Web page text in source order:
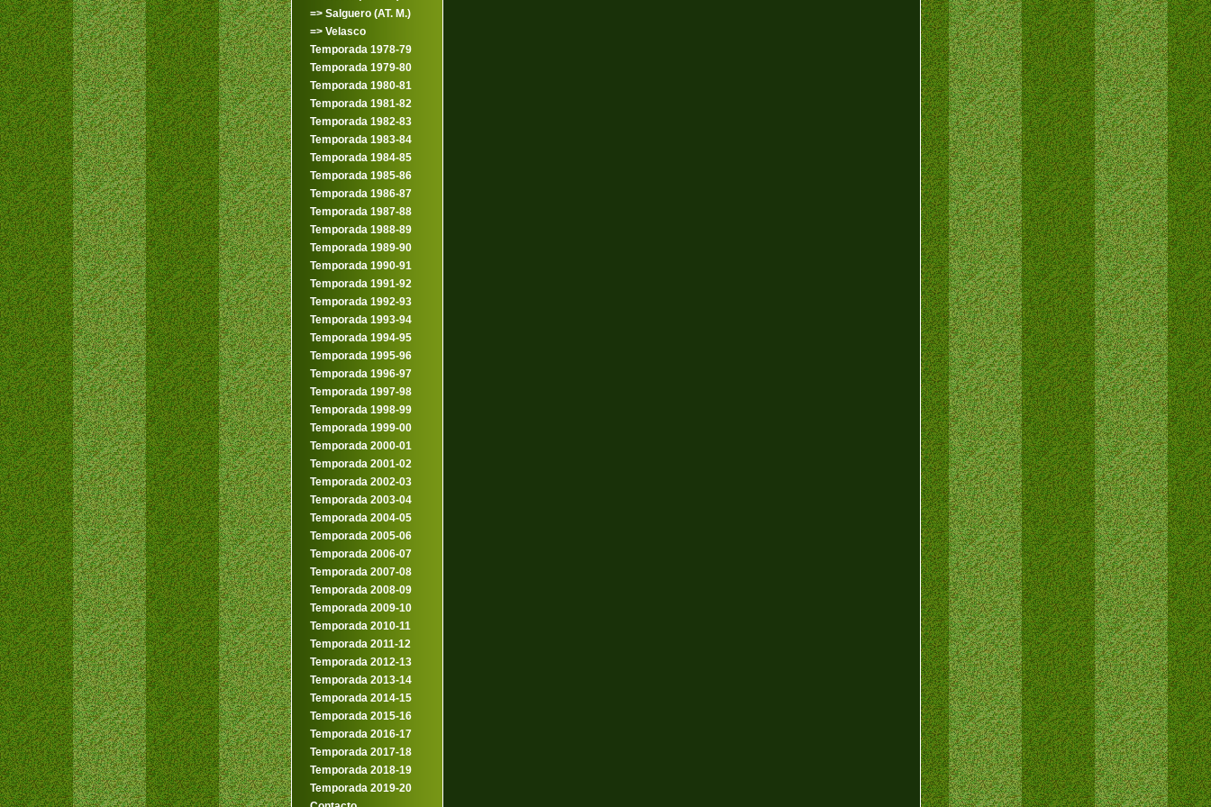
=> Salguero (AT. M.)
=> Velasco
Temporada 1978-79
Temporada 1979-80
Temporada 1980-81
Temporada 1981-82
Temporada 1982-83
Temporada 1983-84
Temporada 1984-85
Temporada 1985-86
Temporada 1986-87
Temporada 1987-88
Temporada 1988-89
Temporada 1989-90
Temporada 1990-91
Temporada 1991-92
Temporada 1992-93
Temporada 1993-94
Temporada 1994-95
Temporada 1995-96
Temporada 1996-97
Temporada 1997-98
Temporada 1998-99
Temporada 1999-00
Temporada 2000-01
Temporada 2001-02
Temporada 2002-03
Temporada 2003-04
Temporada 2004-05
Temporada 2005-06
Temporada 2006-07
Temporada 2007-08
Temporada 2008-09
Temporada 2009-10
Temporada 2010-11
Temporada 2011-12
Temporada 2012-13
Temporada 2013-14
Temporada 2014-15
Temporada 2015-16
Temporada 2016-17
Temporada 2017-18
Temporada 2018-19
Temporada 2019-20